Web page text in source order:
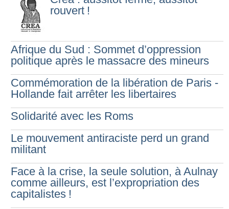
rouvert !
Afrique du Sud : Sommet d’oppression
politique après le massacre des mineurs
Commémoration de la libération de Paris -
Hollande fait arrêter les libertaires
Solidarité avec les Roms
Le mouvement antiraciste perd un grand
militant
Face à la crise, la seule solution, à Aulnay
comme ailleurs, est l’expropriation des
capitalistes !